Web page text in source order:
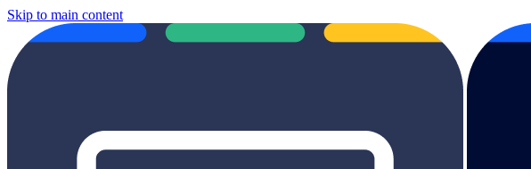
Skip to main content